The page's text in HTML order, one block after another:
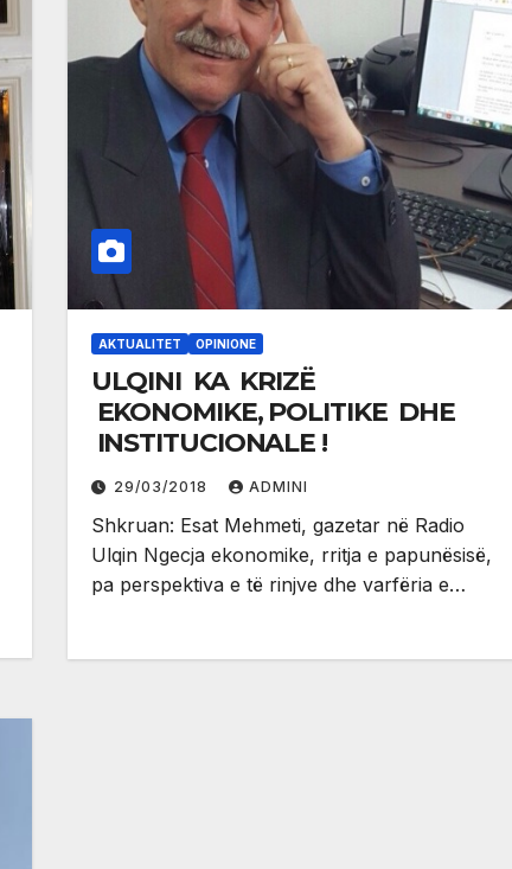
AKTUALITET OPINIONE
ULQINI KA KRIZË
EKONOMIKE, POLITIKE DHE
INSTITUCIONALE !
29/03/2018 ADMINI
Shkruan: Esat Mehmeti, gazetar në Radio
Ulqin Ngecja ekonomike, rritja e papunësisë,
pa perspektiva e të rinjve dhe varfëria e…